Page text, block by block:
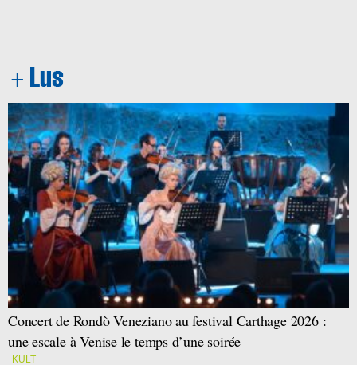
Concert de Rondò Veneziano au festival Carthage 2026 :
une escale à Venise le temps d’une soirée
KULT